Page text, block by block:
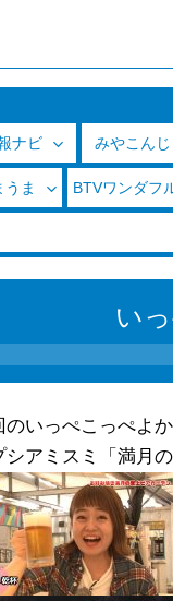
ナビ みやこん
うま BTVワンダフ
い
のいっぺこっぺよ
シアミスミ「満月